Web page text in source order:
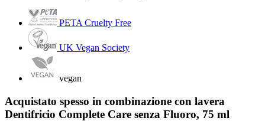
PETA Cruelty Free
UK Vegan Society
vegan
Acquistato spesso in combinazione con lavera
Dentifricio Complete Care senza Fluoro, 75 ml